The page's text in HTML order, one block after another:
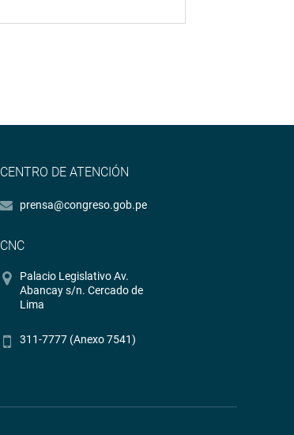
CENTRO DE ATENCIÓN
prensa@congreso.gob.pe
CNC
Palacio Legislativo Av.
Abancay s/n. Cercado de
Lima
311-7777 (Anexo 7541)